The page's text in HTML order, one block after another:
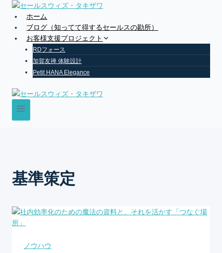
content
ホーム
ブログ（知ってて得するセールスの勘所）
お客様支援プロジェクト
RDフォース
加賀友禅 体験設計
Petit HANA Elegance
基準策定
ノウハウ